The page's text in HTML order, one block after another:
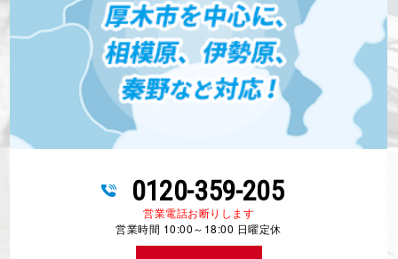
0120-359-205
営業電話お断りします
営業時間 10:00～18:00 日曜定休